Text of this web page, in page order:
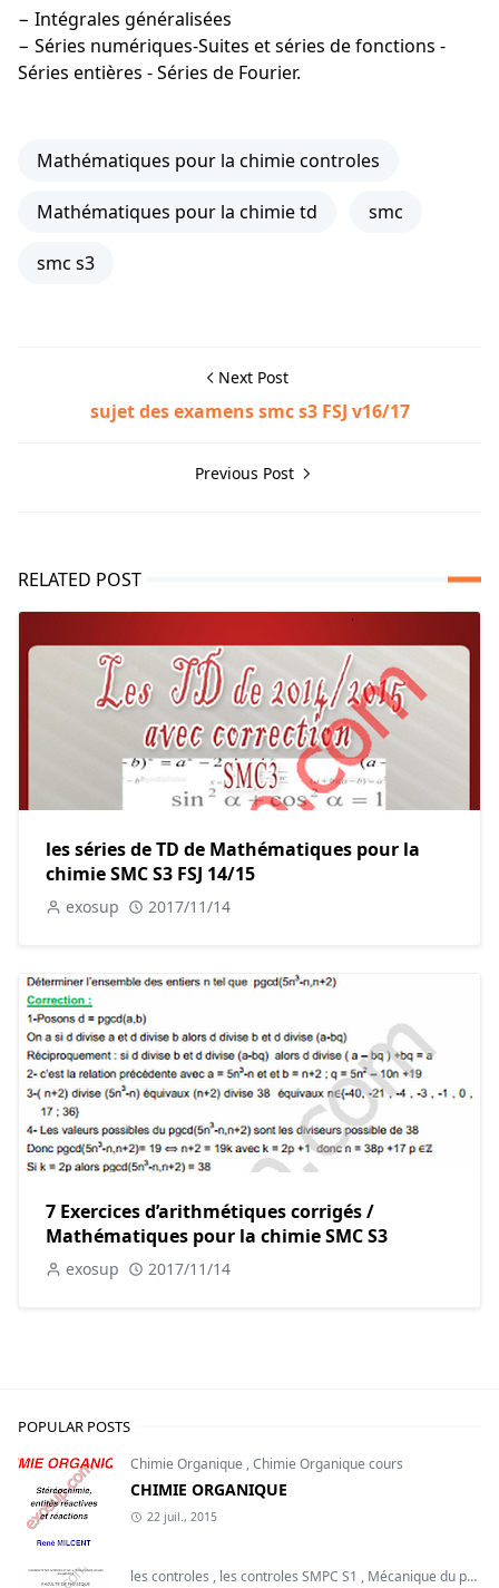
− Intégrales généralisées
− Séries numériques-Suites et séries de fonctions -
Séries entières - Séries de Fourier.
Mathématiques pour la chimie controles
Mathématiques pour la chimie td smc
smc s3
Next Post
sujet des examens smc s3 FSJ v16/17
Previous Post
RELATED POST
les séries de TD de Mathématiques pour la
chimie SMC S3 FSJ 14/15
exosup 2017/11/14
7 Exercices d’arithmétiques corrigés /
Mathématiques pour la chimie SMC S3
exosup 2017/11/14
POPULAR POSTS
Chimie Organique ,Chimie Organique cours
CHIMIE ORGANIQUE
22 juil., 2015
les controles , les controles SMPC S1 , Mécanique du point